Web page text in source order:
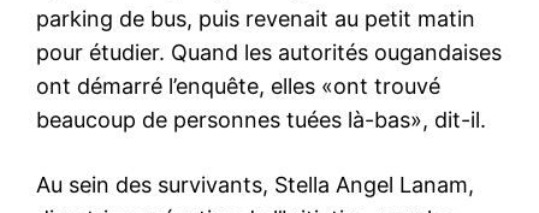
parking de bus, puis revenait au petit matin
pour étudier. Quand les autorités ougandaises
ont démarré l’enquête, elles «ont trouvé
beaucoup de personnes tuées là-bas», dit-il.
Au sein des survivants, Stella Angel Lanam,